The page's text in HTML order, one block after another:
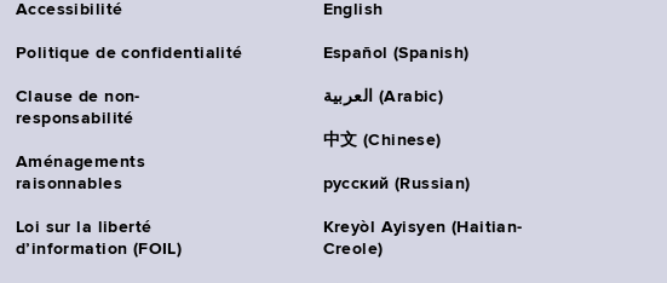
Accessibilité
Politique de confidentialité
Clause de non-
responsabilité
Aménagements
raisonnables
Loi sur la liberté
d’information (FOIL)
English
Español (Spanish)
العربية (Arabic)
中文 (Chinese)
русский (Russian)
Kreyòl Ayisyen (Haitian-
Creole)